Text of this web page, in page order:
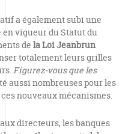
a également subi une
en vigueur du Statut du
de la Loi Jeanbrun
totalement leurs grilles
Figurez-vous que les
aussi nombreuses pour les
nouveaux mécanismes.
directeurs, les banques